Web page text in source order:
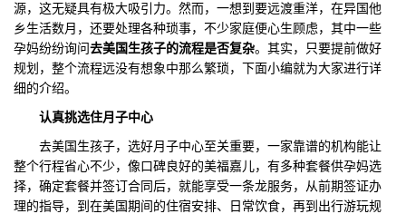
们
评
估
城
市
聚
源，这无疑具有极大吸引力。然而，一想到要远渡重洋，在异国他
乡生活数月，还要处理各种琐事，不少家庭便心生顾虑，其中一些
孕妈纷纷询问去美国生孩子的流程是否复杂。其实，只要提前做好
规划，整个流程远没有想象中那么繁琐，下面小编就为大家进行详
细的介绍。
认真挑选住月子中心
去美国生孩子，选好月子中心至关重要，一家靠谱的机构能让
整个行程省心不少，像口碑良好的美福嘉儿，有多种套餐供孕妈选
择，确定套餐并签订合同后，就能享受一条龙服务，从前期签证办
理的指导，到在美国期间的住宿安排、日常饮食，再到出行游玩规